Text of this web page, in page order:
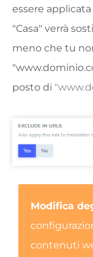
essere
"Casa" verrà
meno che tu
posto di
Modifica
contenuti